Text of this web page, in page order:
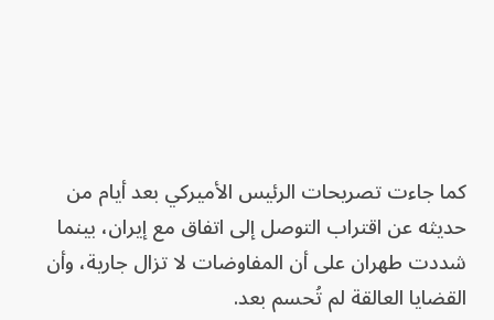
كما جاءت تصريحات الرئيس الأميركي بعد أيام من
حديثه عن اقتراب التوصل إلى اتفاق مع إيران، بينما
شددت طهران على أن المفاوضات لا تزال جارية، وأن
القضايا العالقة لم تُحسم بعد.